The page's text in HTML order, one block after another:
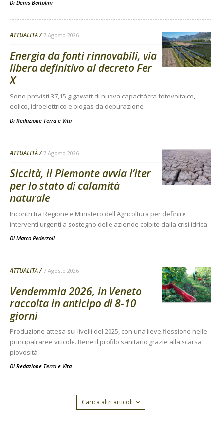
Di Denis Bartolini
ATTUALITÀ 7 Agosto 2026
Energia da fonti rinnovabili, via
libera definitivo al decreto Fer
X
Sono previsti 37,15 gigawatt di nuova capacità tra fotovoltaico,
eolico, idroelettrico e biogas da depurazione
Di Redazione Terra e Vita
ATTUALITÀ 7 Agosto 2026
Siccità, il Piemonte avvia l’iter
per lo stato di calamità
naturale
Incontri tra Regione e Ministero dell'Agricoltura per definire
interventi urgenti a sostegno delle aziende colpite dalla crisi idrica
Di Marco Pederzoli
ATTUALITÀ 7 Agosto 2026
Vendemmia 2026, in Veneto
raccolta in anticipo di 8-10
giorni
Produzione attesa sui livelli del 2025, con una lieve flessione nelle
principali aree viticole. Bene il profilo sanitario grazie alla scarsa
piovosità
Di Redazione Terra e Vita
Carica altri articoli